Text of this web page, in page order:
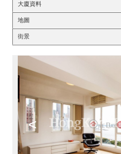
大廈資料
地圖
街景
<